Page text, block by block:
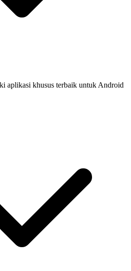
aplikasi khusus terbaik untuk Android